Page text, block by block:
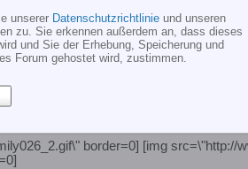
border=0] [img src=\"http://
unserer Datenschutzrichtlinie und unseren
zu. Sie erkennen außerdem an, dass dieses
und Sie der Erhebung, Speicherung und
Forum gehostet wird, zustimmen.